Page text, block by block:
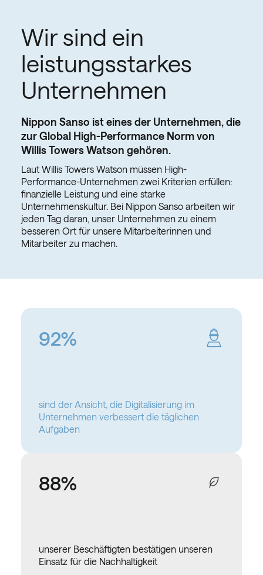
gesunden Körper garantiert Erfolg.
Wir sind ein
leistungsstarkes
Unternehmen
Nippon Sanso ist eines der Unternehmen, die
zur Global High-Performance Norm von
Willis Towers Watson gehören.
Laut Willis Towers Watson müssen High-
Performance-Unternehmen zwei Kriterien erfüllen:
finanzielle Leistung und eine starke
Unternehmenskultur. Bei Nippon Sanso arbeiten wir
jeden Tag daran, unser Unternehmen zu einem
besseren Ort für unsere Mitarbeiterinnen und
Mitarbeiter zu machen.
92%
sind der Ansicht, die Digitalisierung im
Unternehmen verbessert die täglichen
Aufgaben
88%
unserer Beschäftigten bestätigen unseren
Einsatz für die Nachhaltigkeit